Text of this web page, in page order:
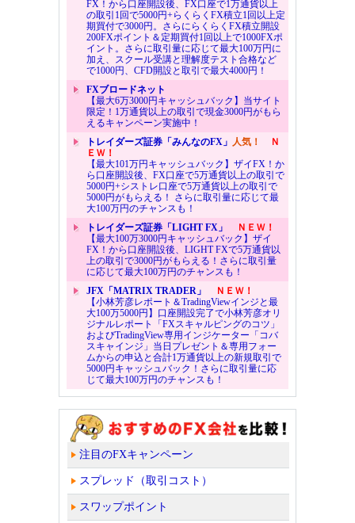
FX！から口座開設後、FX口座で1万通貨以上
の取引1回で5000円+らくらくFX積立1回以上定
期買付で3000円。さらにらくらくFX積立開設
200FXポイント＆定期買付1回以上で1000FXポ
イント。さらに取引量に応じて最大100万円に
加え、スクール受講と理解度テスト合格など
で1000円、CFD開設と取引で最大4000円！
FXブロードネット
【最大6万3000円キャッシュバック】当サイト
限定！1万通貨以上の取引で現金3000円がもら
えるキャンペーン実施中！
トレイダーズ証券「みんなのFX」 人気！
Ｎ
ＥＷ！
【最大101万円キャッシュバック】ザイFX！か
ら口座開設後、FX口座で5万通貨以上の取引で
5000円+シストレ口座で5万通貨以上の取引で
5000円がもらえる！ さらに取引量に応じて最
大100万円のチャンスも！
トレイダーズ証券「LIGHT FX」
ＮＥＷ！
【最大100万3000円キャッシュバック】ザイ
FX！から口座開設後、LIGHT FXで5万通貨以
上の取引で3000円がもらえる！さらに取引量
に応じて最大100万円のチャンスも！
JFX「MATRIX TRADER」
ＮＥＷ！
【小林芳彦レポート＆TradingViewインジと最
大100万5000円】口座開設完了で小林芳彦オリ
ジナルレポート「FXスキャルピングのコツ」
およびTradingView専用インジケーター「コバ
スキャインジ」当日プレゼント＆専用フォー
ムからの申込と合計1万通貨以上の新規取引で
5000円キャッシュバック！さらに取引量に応
じて最大100万円のチャンスも！
注目のFXキャンペーン
スプレッド（取引コスト）
スワップポイント